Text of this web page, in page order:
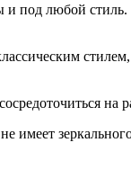
и под любой
на